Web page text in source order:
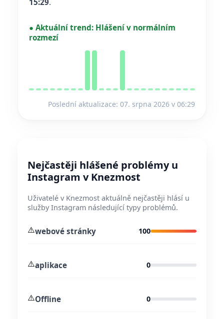
15:29.
● Aktuální trend: Hlášení v normálním
rozmezí
Poslední aktualizace: 07. srpna 2026 v 06:29
Nejčastěji hlášené problémy u
Instagram v Knezmost
Uživatelé v Knezmost aktuálně nejčastěji hlásí u
služby Instagram následující typy problémů.
⚠️webové stránky 100
⚠️aplikace 0
⚠️Offline 0